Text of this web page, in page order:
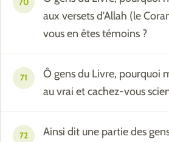
aux versets d'Allah (le
vous en êtes témoins ?
71
Ô gens du Livre, pourquoi
au vrai et cachez-vous
72
Ainsi dit une partie des